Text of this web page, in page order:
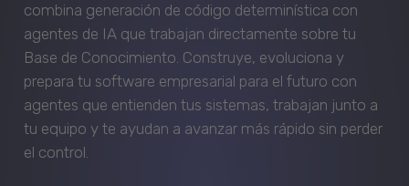
combina generación de código determinística con
agentes de IA que trabajan directamente sobre tu
Base de Conocimiento. Construye, evoluciona y
prepara tu software empresarial para el futuro con
agentes que entienden tus sistemas, trabajan junto a
tu equipo y te ayudan a avanzar más rápido sin perder
el control.